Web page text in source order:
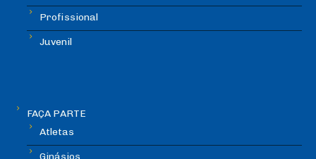
Profissional
Juvenil
FAÇA PARTE
Atletas
Ginásios